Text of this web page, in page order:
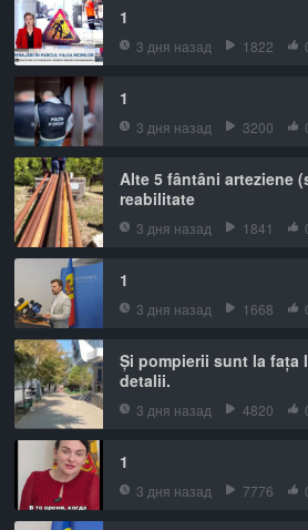
1
3 дня назад 1822
1
3 дня назад 3200
Alte 5 fântâni arteziene
reabilitate
3 дня назад 1841
1
3 дня назад 1668
Și pompierii sunt la fața
detalii.
3 дня назад 4820
1
3 дня назад 7776